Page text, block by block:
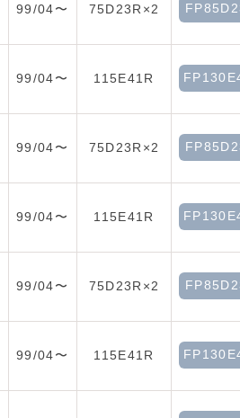
99/04〜 75D23R×2
99/04〜 115E41R
99/04〜 75D23R×2
99/04〜 115E41R
99/04〜 75D23R×2
99/04〜 115E41R